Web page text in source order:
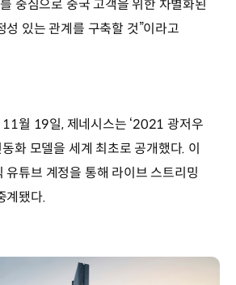
중심으로 중국 고객을 위한 차별화된
성 있는 관계를 구축할 것”이라고
월 19일, 제네시스는 ‘2021 광저우
화 모델을 세계 최초로 공개했다. 이
유튜브 계정을 통해 라이브 스트리밍
계됐다.